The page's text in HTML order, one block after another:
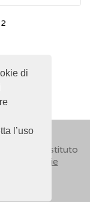
di
l’uso
National
surgery
surgery)
dall’Istituto
Cookie